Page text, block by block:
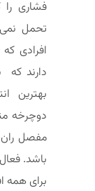
فشاری
تحمل
افرادی
دارند
بهترین
دوچرخه
مفصل
باشد.
برای همه